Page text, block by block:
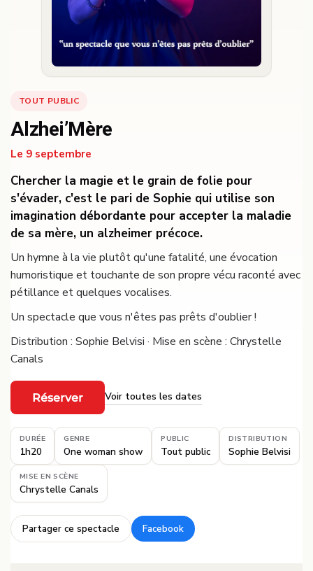
TOUT PUBLIC
Alzhei’Mère
Le 9 septembre
Chercher la magie et le grain de folie pour
s'évader, c'est le pari de Sophie qui utilise son
imagination débordante pour accepter la maladie
de sa mère, un alzheimer précoce.
Un hymne à la vie plutôt qu'une fatalité, une évocation
humoristique et touchante de son propre vécu raconté avec
pétillance et quelques vocalises.
Un spectacle que vous n'êtes pas prêts d'oublier !
Distribution : Sophie Belvisi · Mise en scène : Chrystelle
Canals
Réserver Voir toutes les dates
DURÉE
1h20
GENRE
One woman show
PUBLIC
Tout public
DISTRIBUTION
Sophie Belvisi
MISE EN SCÈNE
Chrystelle Canals
Partager ce spectacle
·
Facebook